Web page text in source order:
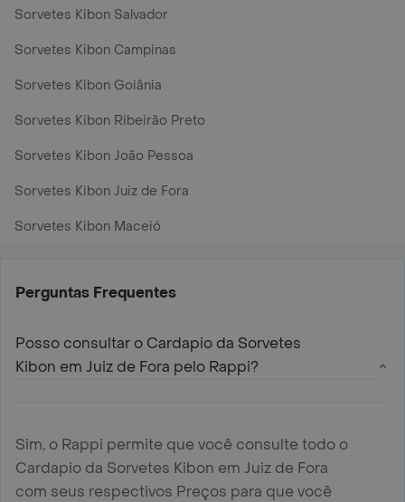
Sorvetes Kibon Salvador
Sorvetes Kibon Campinas
Sorvetes Kibon Goiânia
Sorvetes Kibon Ribeirão Preto
Sorvetes Kibon João Pessoa
Sorvetes Kibon Juiz de Fora
Sorvetes Kibon Maceió
Perguntas Frequentes
Posso consultar o Cardapio da Sorvetes
Kibon em Juiz de Fora pelo Rappi?
Sim, o Rappi permite que você consulte todo o
Cardapio da Sorvetes Kibon em Juiz de Fora
com seus respectivos Preços para que você